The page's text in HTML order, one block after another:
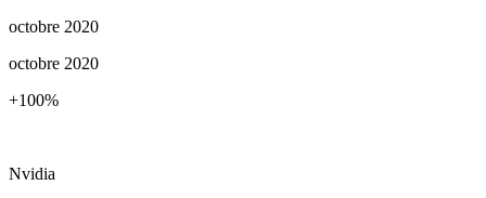
octobre 2020
octobre 2020
+100%
Nvidia